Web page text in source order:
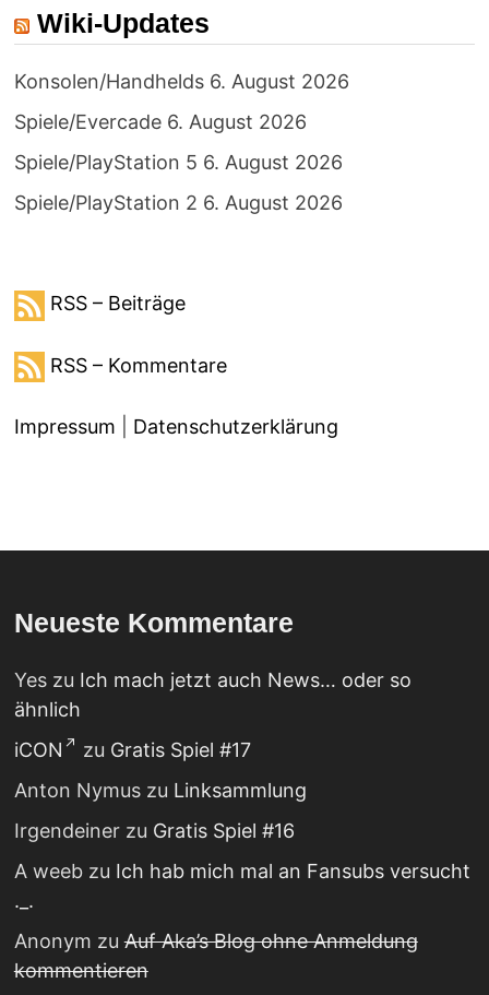
Wiki-Updates
Konsolen/Handhelds 6. August 2026
Spiele/Evercade 6. August 2026
Spiele/PlayStation 5 6. August 2026
Spiele/PlayStation 2 6. August 2026
RSS – Beiträge
RSS – Kommentare
Impressum Datenschutzerklärung
Neueste Kommentare
Yeszu Ich mach jetzt auch News… oder so
ähnlich
iCON
zu Gratis Spiel #17
Anton Nymuszu Linksammlung
Irgendeinerzu Gratis Spiel #16
A weebzu Ich hab mich mal an Fansubs versucht
._.
Anonym zuAuf Aka’s Blog ohne Anmeldung
kommentieren